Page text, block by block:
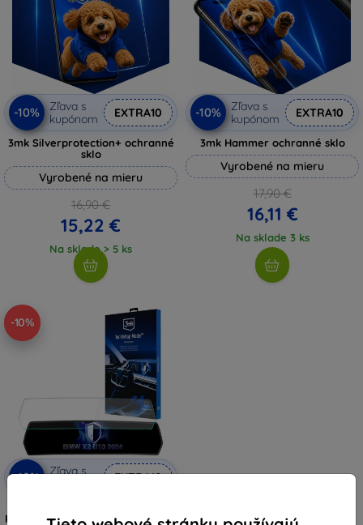
-10%
Zľava s
kupónom
EXTRA10
3mk Silverprotection+ ochranné
sklo
Vyrobené na mieru
16,90 €
15,22 €
Na sklade > 5 ks
-10%
Zľava s
kupónom
EXTRA10
3mk Hammer ochranné sklo
Vyrobené na mieru
17,90 €
16,11 €
Na sklade 3 ks
-10%
-10%
Zľava s
EXTRA10
Fólia na Stredný Displej pre BMW